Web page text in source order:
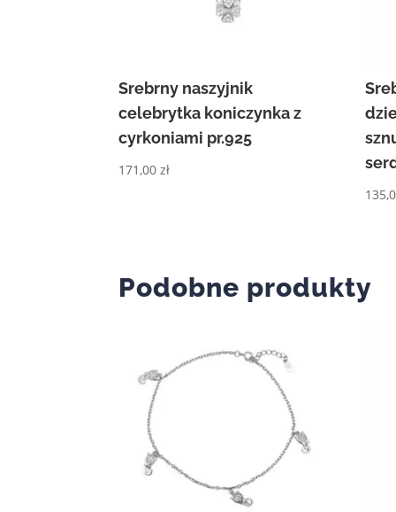
Srebrny naszyjnik
celebrytka koniczynka z
cyrkoniami pr.925
171,00zł
Podobne produkty